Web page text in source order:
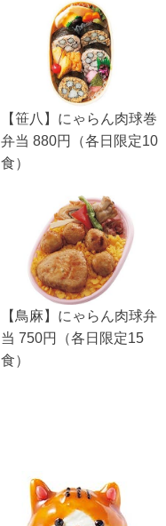
【笹八】にゃらん肉球巻
弁当 880円（各日限定10
食）
【鳥麻】にゃらん肉球弁
当 750円（各日限定15
食）